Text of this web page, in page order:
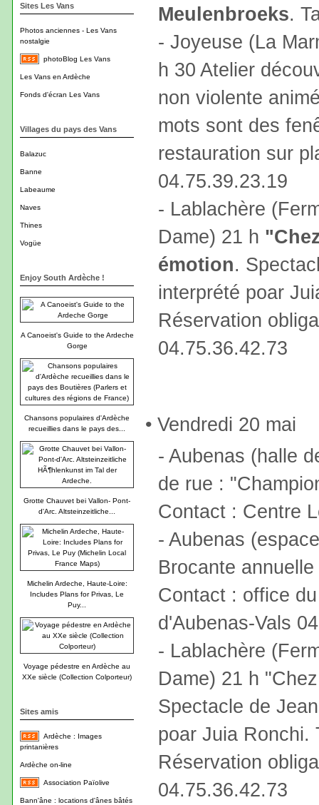
Sites Les Vans
Photos anciennes - Les Vans
nostalgie
photoBlog Les Vans
Les Vans en Ardèche
Fonds d'écran Les Vans
Villages du pays des Vans
Balazuc
Banne
Labeaume
Naves
Thines
Vogüe
Enjoy South Ardèche !
A Canoeist's Guide to the Ardeche
Gorge
Chansons populaires d'Ardèche
recueillies dans le pays des...
Grotte Chauvet bei Vallon- Pont-
d'Arc. Altsteinzeitliche...
Michelin Ardeche, Haute-Loire:
Includes Plans for Privas, Le
Puy...
Voyage pédestre en Ardèche au
XXe siècle (Collection Colporteur)
Sites amis
Ardèche : Images
printanières
Ardèche on-line
Association Païolive
Bann'âne : locations d'ânes bâtés
Meulenbroeks.
- Joyeuse (La
h 30 Atelier
non violente
mots sont des
restauration sur
04.75.39.23.19
- Lablachère
Dame) 21 h
émotion.
interprété poar
Réservation
04.75.36.42.73
• Vendredi 20 mai
- Aubenas (halle
de rue :
Contact : Centre
- Aubenas
Brocante
Contact : office
d'Aubenas-Vals
- Lablachère
Dame) 21 h
Spectacle de
poar Juia Ronchi.
Réservation
04.75.36.42.73